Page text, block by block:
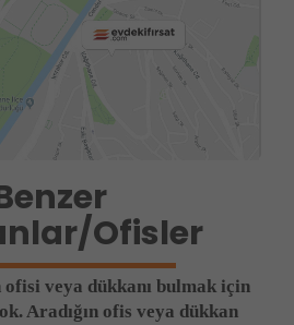
Ofisler
veya dükkanı bulmak için
Aradığın ofis veya dükkan